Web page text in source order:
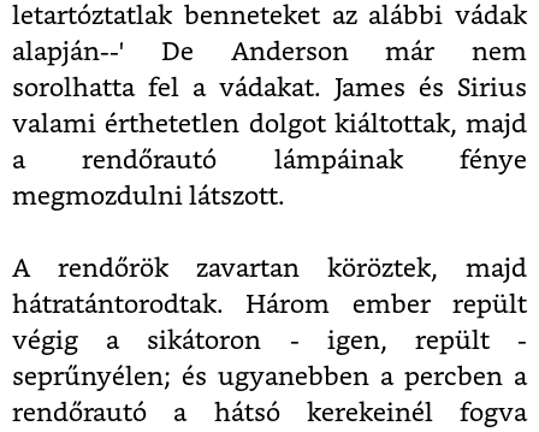
letartóztatlak benneteket az alábbi vádak
alapján--' De Anderson már nem
sorolhatta fel a vádakat. James és Sirius
valami érthetetlen dolgot kiáltottak, majd
a rendőrautó lámpáinak fénye
megmozdulni látszott.
A rendőrök zavartan köröztek, majd
hátratántorodtak. Három ember repült
végig a sikátoron - igen, repült -
seprűnyélen; és ugyanebben a percben a
rendőrautó a hátsó kerekeinél fogva